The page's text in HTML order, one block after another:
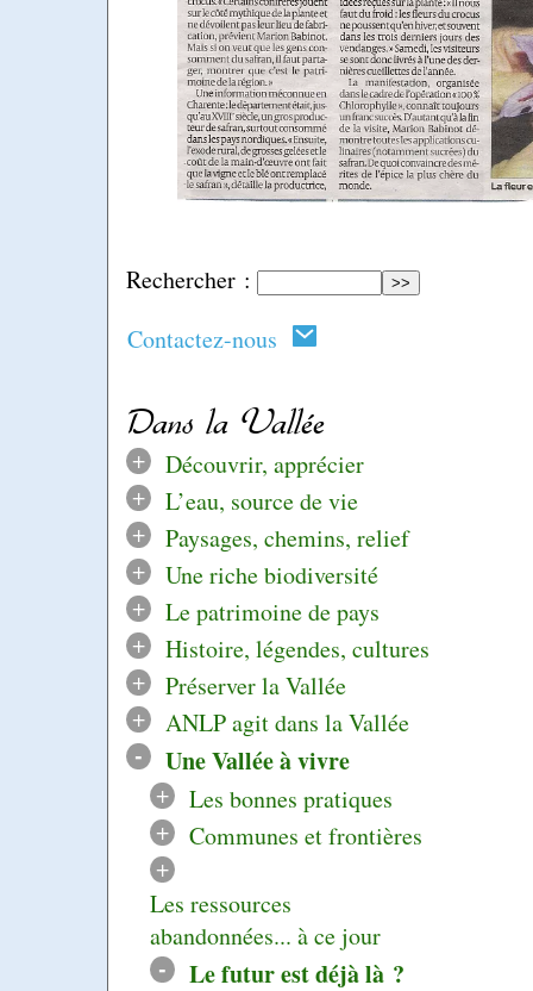
Rechercher :
Contactez-nous
Dans la Vallée
+
Découvrir, apprécier
+
L’eau, source de vie
+
Paysages, chemins, relief
+
Une riche biodiversité
+
Le patrimoine de pays
+
Histoire, légendes, cultures
+
Préserver la Vallée
+
ANLP agit dans la Vallée
- Une Vallée à vivre
+
Les bonnes pratiques
+
Communes et frontières
+
Les ressources
abandonnées... à ce jour
- Le futur est déjà là ?